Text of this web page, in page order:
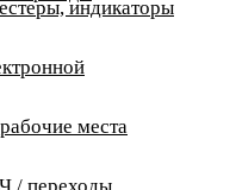
индикаторы
места